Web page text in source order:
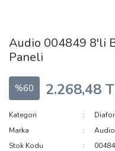
Audio 004849 8'li
Paneli
%60 2.268,48
Kategori
Marka
Audio
Stok Kodu